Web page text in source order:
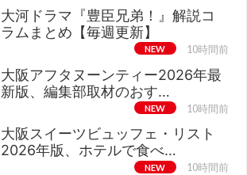
大河ドラマ『豊臣兄弟！』解説コ
ラムまとめ【毎週更新】
NEW 10時間前
大阪アフタヌーンティー2026年最
新版、編集部取材のおす…
NEW 10時間前
大阪スイーツビュッフェ・リスト
2026年版、ホテルで食べ…
NEW 10時間前